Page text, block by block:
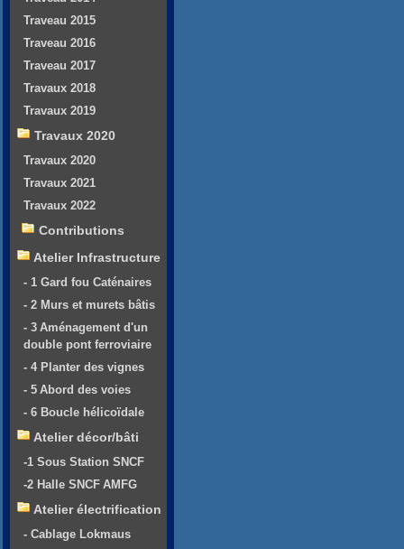
Traveau 2015
Traveau 2016
Traveau 2017
Travaux 2018
Travaux 2019
Travaux 2020
Travaux 2020
Travaux 2021
Travaux 2022
Contributions
Atelier Infrastructure
- 1 Gard fou Caténaires
- 2 Murs et murets bâtis
- 3 Aménagement d'un
double pont ferroviaire
- 4 Planter des vignes
- 5 Abord des voies
- 6 Boucle hélicoïdale
Atelier décor/bâti
-1 Sous Station SNCF
-2 Halle SNCF AMFG
Atelier électrification
- Cablage Lokmaus